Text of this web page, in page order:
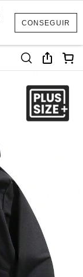
CONSEGUIR